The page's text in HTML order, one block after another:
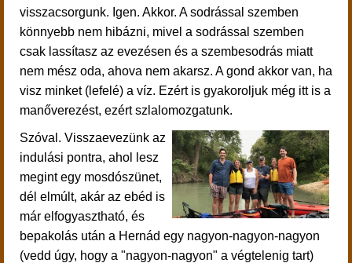
visszacsorgunk. Igen. Akkor. A sodrással szemben
könnyebb nem hibázni, mivel a sodrással szemben
csak lassítasz az evezésen és a szembesodrás miatt
nem mész oda, ahova nem akarsz. A gond akkor van, ha
visz minket (lefelé) a víz. Ezért is gyakoroljuk még itt is a
manőverezést, ezért szlalomozgatunk.
Szóval. Visszaevezünk az
indulási pontra, ahol lesz
megint egy mosdószünet,
dél elmúlt, akár az ebéd is
már elfogyasztható, és
bepakolás után a Hernád egy nagyon-nagyon-nagyon
(vedd úgy, hogy a "nagyon-nagyon" a végtelenig tart)